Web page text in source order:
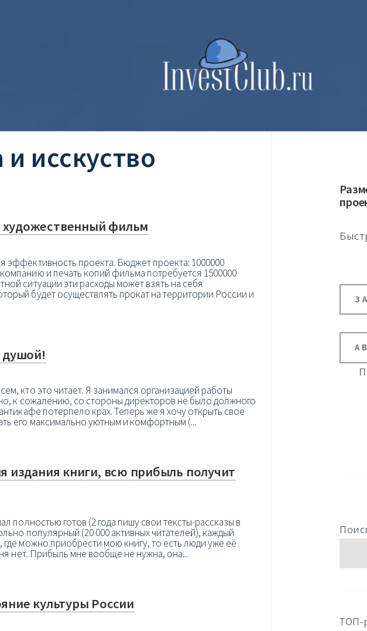
и исскуство
фильм
эффективность проекта. Бюджет проекта: 1000000
и печать копий фильма потребуется 1500000
ситуации эти расходы может взять на себя
будет осуществлять прокат на территории России и
душой!
кто это читает. Я занимался организацией работы
к сожалению, со стороны директоров не было должного
потерпело крах. Теперь же я хочу открыть свое
его максимально уютным и комфортным (...
издания книги, всю прибыль получит
полностью готов (2 года пишу свои тексты-рассказы в
популярный (20 000 активных читателей), каждый
где можно приобрести мою книгу, то есть люди уже её
нет. Прибыль мне вообще не нужна, она...
культуры России
ТОП-